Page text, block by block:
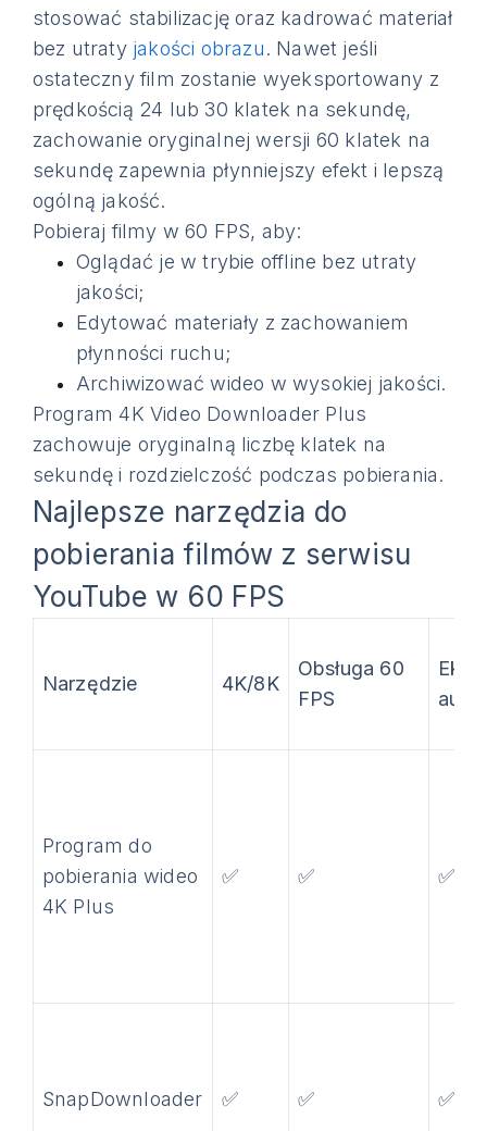
stosować stabilizację oraz kadrować materiał
bez utraty jakości obrazu. Nawet jeśli
ostateczny film zostanie wyeksportowany z
prędkością 24 lub 30 klatek na sekundę,
zachowanie oryginalnej wersji 60 klatek na
sekundę zapewnia płynniejszy efekt i lepszą
ogólną jakość.
Pobieraj filmy w 60 FPS, aby:
Oglądać je w trybie offline bez utraty
jakości;
Edytować materiały z zachowaniem
płynności ruchu;
Archiwizować wideo w wysokiej jakości.
Program 4K Video Downloader Plus
zachowuje oryginalną liczbę klatek na
sekundę i rozdzielczość podczas pobierania.
Najlepsze narzędzia do
pobierania filmów z serwisu
YouTube w 60 FPS
Narzędzie 4K/8K
Obsługa 60
FPS
Program do
pobierania wideo
4K Plus
✅ ✅ ✅
SnapDownloader ✅ ✅ ✅